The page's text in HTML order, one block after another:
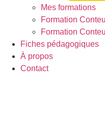
Mes formations
Formation
Formation
Fiches pédagogiques
À propos
Contact